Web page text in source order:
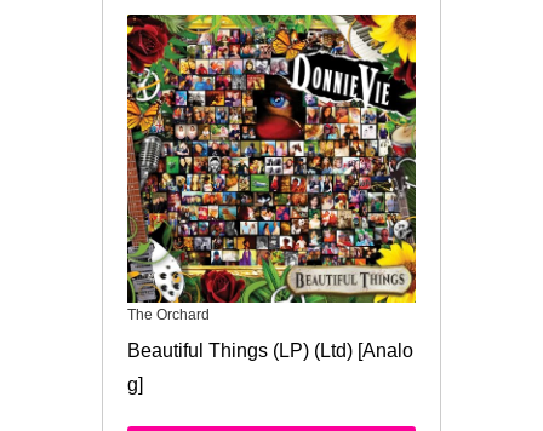
The Orchard
Beautiful Things (LP) (Ltd) [Analo
g]